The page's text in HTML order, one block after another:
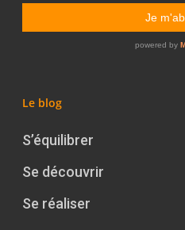
Le blog
S’équilibrer
Se découvrir
Se réaliser